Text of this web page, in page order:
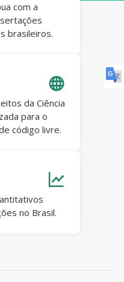
com a
brasileiros.
da Ciência
para o
código livre.
no Brasil.